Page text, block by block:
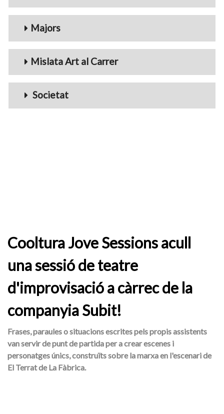
Majors
Mislata Art al Carrer
Societat
Cooltura Jove Sessions acull
una sessió de teatre
d'improvisació a càrrec de la
companyia Subit!
Frases, paraules o situacions escrites pels propis assistents
van servir de punt de partida per a crear escenes i
personatges únics, construïts sobre la marxa en l'escenari de
El Terrat de La Fàbrica.